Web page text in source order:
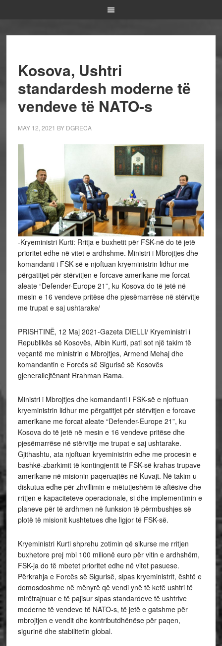
Kosova, Ushtri
standardesh moderne të
vendeve të NATO-s
MAY 12, 2021 BY DGRECA
-Kryeministri Kurti: Rritja e buxhetit për FSK-në do të jetë
prioritet edhe në vitet e ardhshme. Ministri i Mbrojtjes dhe
komandanti i FSK-së e njoftuan kryeministrin lidhur me
përgatitjet për stërvitjen e forcave amerikane me forcat
aleate “Defender-Europe 21”, ku Kosova do të jetë në
mesin e 16 vendeve pritëse dhe pjesëmarrëse në stërvitje
me trupat e saj ushtarake/
PRISHTINË, 12 Maj 2021-Gazeta DIELLI/ Kryeministri i
Republikës së Kosovës, Albin Kurti, pati sot një takim të
veçantë me ministrin e Mbrojtjes, Armend Mehaj dhe
komandantin e Forcës së Sigurisë së Kosovës
gjenerallejtënant Rrahman Rama.
Ministri i Mbrojtjes dhe komandanti i FSK-së e njoftuan
kryeministrin lidhur me përgatitjet për stërvitjen e forcave
amerikane me forcat aleate “Defender-Europe 21”, ku
Kosova do të jetë në mesin e 16 vendeve pritëse dhe
pjesëmarrëse në stërvitje me trupat e saj ushtarake.
Gjithashtu, ata njoftuan kryeministrin edhe me procesin e
bashkë-zbarkimit të kontingjentit të FSK-së krahas trupave
amerikane në misionin paqeruajtës në Kuvajt. Në takim u
diskutua edhe për zhvillimin e mëtutjeshëm të aftësive dhe
rritjen e kapaciteteve operacionale, si dhe implementimin e
planeve për të ardhmen në funksion të përmbushjes së
plotë të misionit kushtetues dhe ligjor të FSK-së.
Kryeministri Kurti shprehu zotimin që sikurse me rritjen
buxhetore prej mbi 100 milionë euro për vitin e ardhshëm,
FSK-ja do të mbetet prioritet edhe në vitet pasuese.
Përkrahja e Forcës së Sigurisë, sipas kryeministrit, është e
domosdoshme në mënyrë që vendi ynë të ketë ushtri të
mirëtrajnuar e të pajisur sipas standardeve të ushtrive
moderne të vendeve të NATO-s, të jetë e gatshme për
mbrojtjen e vendit dhe kontributdhënëse për paqen,
sigurinë dhe stabilitetin global.